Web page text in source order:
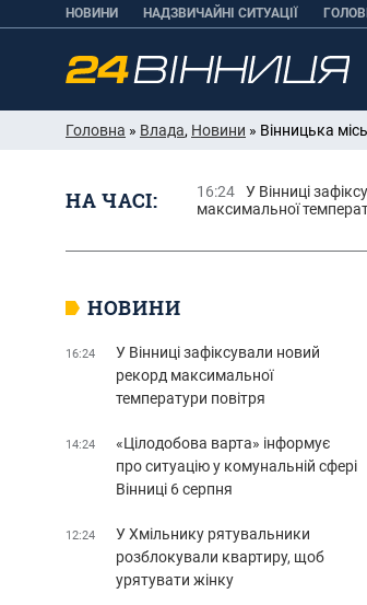
НОВИНИ НАДЗВИЧАЙНІ СИТУАЦІЇ
Головна » Влада, Новини » Вінницька
НА ЧАСІ: 16:24
У Вінниці
максимальної
НОВИНИ
16:24
У Вінниці зафіксували новий
рекорд максимальної
температури повітря
14:24
«Цілодобова варта» інформує
про ситуацію у комунальній сфері
Вінниці 6 серпня
12:24
У Хмільнику рятувальники
розблокували квартиру, щоб
урятувати жінку